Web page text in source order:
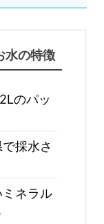
水の特徴
のパッ
採水さ
ミネラル